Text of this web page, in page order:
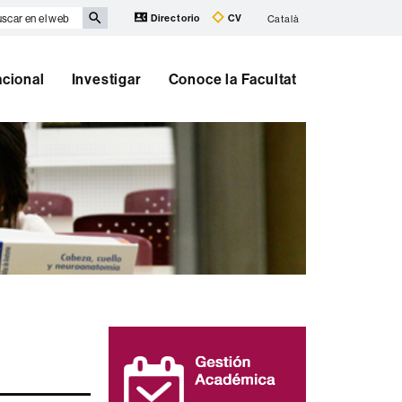
Directorio CV Català
Investigar Conoce la Facultat
Información
complementaria